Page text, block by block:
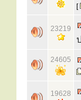
[
23219
24605
19628